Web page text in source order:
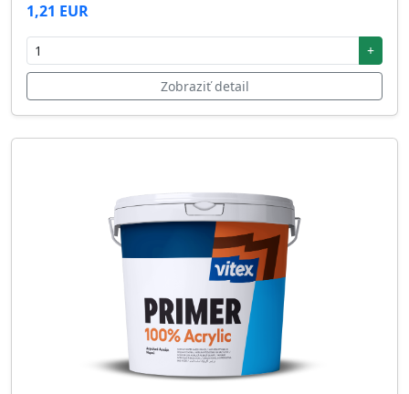
1,21 EUR
+
Zobraziť detail